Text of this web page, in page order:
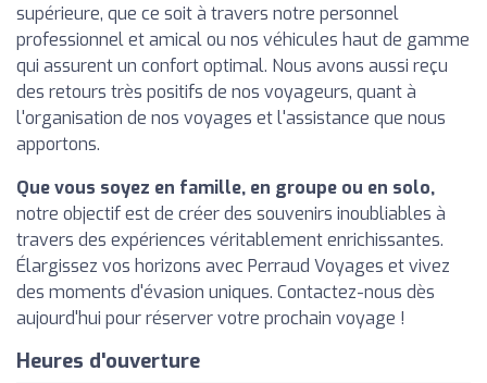
supérieure, que ce soit à travers notre personnel
professionnel et amical ou nos véhicules haut de gamme
qui assurent un confort optimal. Nous avons aussi reçu
des retours très positifs de nos voyageurs, quant à
l'organisation de nos voyages et l'assistance que nous
apportons.
Que vous soyez en famille, en groupe ou en solo,
notre objectif est de créer des souvenirs inoubliables à
travers des expériences véritablement enrichissantes.
Élargissez vos horizons avec Perraud Voyages et vivez
des moments d'évasion uniques. Contactez-nous dès
aujourd'hui pour réserver votre prochain voyage !
Heures d'ouverture